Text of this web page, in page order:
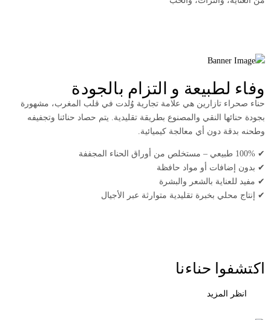
وفاء لطبيعة و التزام بالجودة
حناء صحراء تازارين هي علامة تجارية وُلدت في قلب المغرب، مشهورة
بجودة حنائها النقي والمصنوع بطريقة تقليدية. يتم حصاد حنائنا وتجفيفه
وطحنه بدقة دون أي معالجة كيميائية.
✔ 100% طبيعي – مستخلص من أوراق الحناء المجففة
✔ بدون إضافات أو مواد حافظة
✔ مفيد للعناية بالشعر والبشرة
✔ إنتاج محلي بخبرة تقليدية متوارثة عبر الأجيال
اكتشفوا حناءنا
انظر المزيد